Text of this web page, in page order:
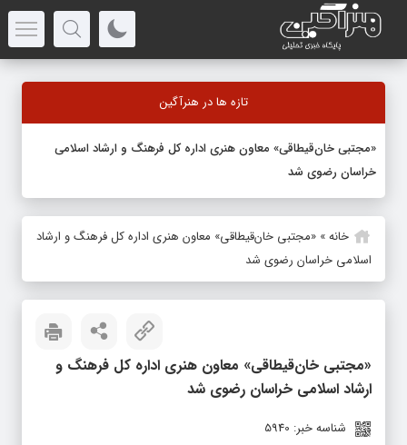
تازه ها در هنرآگین
«مجتبی خان‌قیطاقی» معاون هنری اداره کل فرهنگ و ارشاد اسلامی
خراسان رضوی شد
خانه» «مجتبی خان‌قیطاقی» معاون هنری اداره کل فرهنگ و ارشاد
اسلامی خراسان رضوی شد
«مجتبی خان‌قیطاقی» معاون هنری اداره کل فرهنگ و
ارشاد اسلامی خراسان رضوی شد
شناسه خبر: 5940